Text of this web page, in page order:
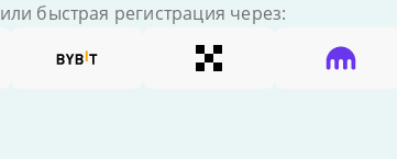
или быстрая регистрация через: